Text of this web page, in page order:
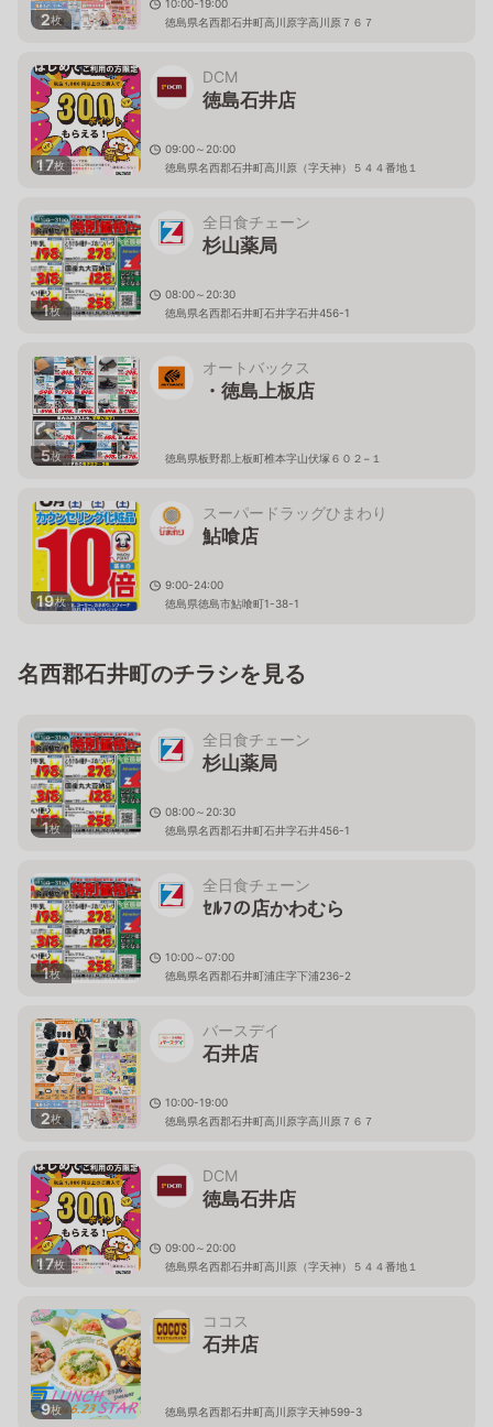
2枚
10:00-19:00
徳島県名西郡石井町高川原字高川原７６７
17枚
DCM
徳島石井店
09:00～20:00
徳島県名西郡石井町高川原（字天神）５４４番地１
1枚
全日食チェーン
杉山薬局
08:00～20:30
徳島県名西郡石井町石井字石井456-1
5枚
オートバックス
・徳島上板店
徳島県板野郡上板町椎本字山伏塚６０２−１
19枚
スーパードラッグひまわり
鮎喰店
9:00-24:00
徳島県徳島市鮎喰町1-38-1
名西郡石井町のチラシを見る
1枚
全日食チェーン
杉山薬局
08:00～20:30
徳島県名西郡石井町石井字石井456-1
1枚
全日食チェーン
ｾﾙﾌの店かわむら
10:00～07:00
徳島県名西郡石井町浦庄字下浦236-2
2枚
バースデイ
石井店
10:00-19:00
徳島県名西郡石井町高川原字高川原７６７
17枚
DCM
徳島石井店
09:00～20:00
徳島県名西郡石井町高川原（字天神）５４４番地１
9枚
ココス
石井店
徳島県名西郡石井町高川原字天神599-3